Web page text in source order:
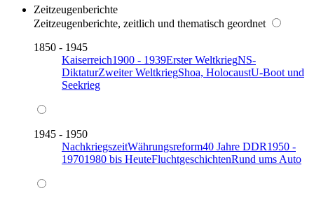
Zeitzeugenberichte
Zeitzeugenberichte, zeitlich und thematisch geordnet
1850 - 1945
Kaiserreich1900 - 1939Erster WeltkriegNS-
DiktaturZweiter WeltkriegShoa, HolocaustU-Boot und
Seekrieg
1945 - 1950
NachkriegszeitWährungsreform40 Jahre DDR1950 -
19701980 bis HeuteFluchtgeschichtenRund ums Auto